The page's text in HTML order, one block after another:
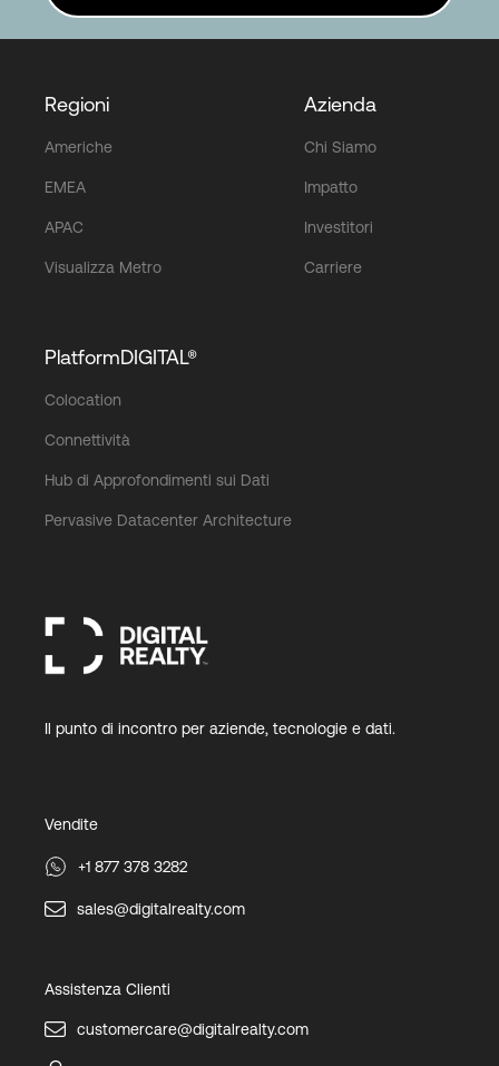
Regioni
Americhe
EMEA
APAC
Visualizza Metro
Azienda
Chi Siamo
Impatto
Investitori
Carriere
PlatformDIGITAL®
Colocation
Connettività
Hub di Approfondimenti sui Dati
Pervasive Datacenter Architecture
Il punto di incontro per aziende, tecnologie e dati.
Vendite
+1 877 378 3282
sales@digitalrealty.com
Assistenza Clienti
customercare@digitalrealty.com